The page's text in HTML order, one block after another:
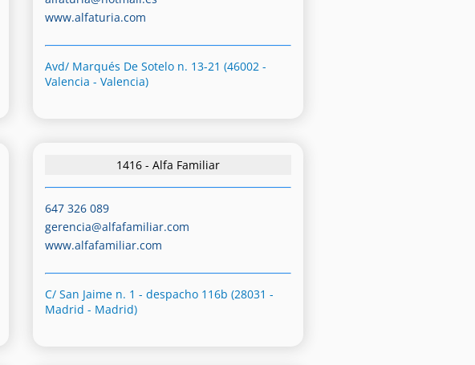
www.alfaturia.com
Avd/ Marqués De Sotelo n. 13-21 (46002 -
Valencia - Valencia)
1416 - Alfa Familiar
647 326 089
gerencia@alfafamiliar.com
www.alfafamiliar.com
C/ San Jaime n. 1 - despacho 116b (28031 -
Madrid - Madrid)